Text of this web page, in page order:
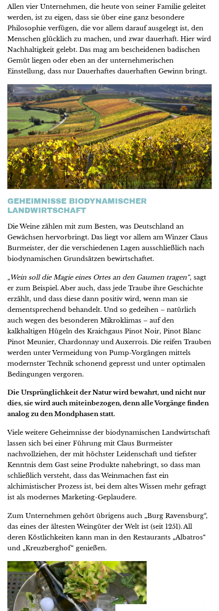
Allen vier Unternehmen, die heute von seiner Familie geleitet
werden, ist zu eigen, dass sie über eine ganz besondere
Philosophie verfügen, die vor allem darauf ausgelegt ist, den
Menschen glücklich zu machen, und zwar dauerhaft. Hier wird
Nachhaltigkeit gelebt. Das mag am bescheidenen badischen
Gemüt liegen oder eben an der unternehmerischen
Einstellung, dass nur Dauerhaftes dauerhaften Gewinn bringt.
GEHEIMNISSE BIODYNAMISCHER
LANDWIRTSCHAFT
Die Weine zählen mit zum Besten, was Deutschland an
Gewächsen hervorbringt. Das liegt vor allem am Winzer Claus
Burmeister, der die verschiedenen Lagen ausschließlich nach
biodynamischen Grundsätzen bewirtschaftet.
„Wein soll die Magie eines Ortes an den Gaumen tragen“, sagt
er zum Beispiel. Aber auch, dass jede Traube ihre Geschichte
erzählt, und dass diese dann positiv wird, wenn man sie
dementsprechend behandelt. Und so gedeihen – natürlich
auch wegen des besonderen Mikroklimas – auf den
kalkhaltigen Hügeln des Kraichgaus Pinot Noir, Pinot Blanc
Pinot Meunier, Chardonnay und Auxerrois. Die reifen Trauben
werden unter Vermeidung von Pump-Vorgängen mittels
modernster Technik schonend gepresst und unter optimalen
Bedingungen vergoren.
Die Ursprünglichkeit der Natur wird bewahrt, und nicht nur
dies, sie wird auch miteinbezogen, denn alle Vorgänge finden
analog zu den Mondphasen statt.
Viele weitere Geheimnisse der biodynamischen Landwirtschaft
lassen sich bei einer Führung mit Claus Burmeister
nachvollziehen, der mit höchster Leidenschaft und tiefster
Kenntnis dem Gast seine Produkte nahebringt, so dass man
schließlich versteht, dass das Weinmachen fast ein
alchimistischer Prozess ist, bei dem altes Wissen mehr gefragt
ist als modernes Marketing-Geplaudere.
Zum Unternehmen gehört übrigens auch „Burg Ravensburg“,
das eines der ältesten Weingüter der Welt ist (seit 1251). All
deren Köstlichkeiten kann man in den Restaurants „Albatros“
und „Kreuzberghof“ genießen.